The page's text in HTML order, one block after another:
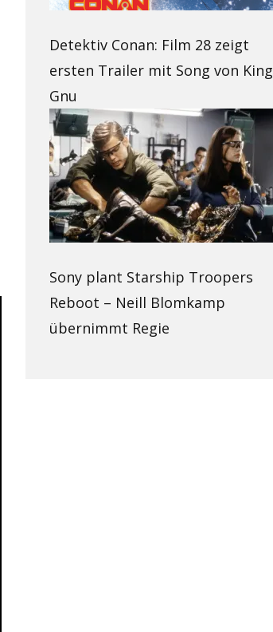
Detektiv Conan: Film 28 zeigt
ersten Trailer mit Song von King
Gnu
Sony plant Starship Troopers
Reboot – Neill Blomkamp
übernimmt Regie